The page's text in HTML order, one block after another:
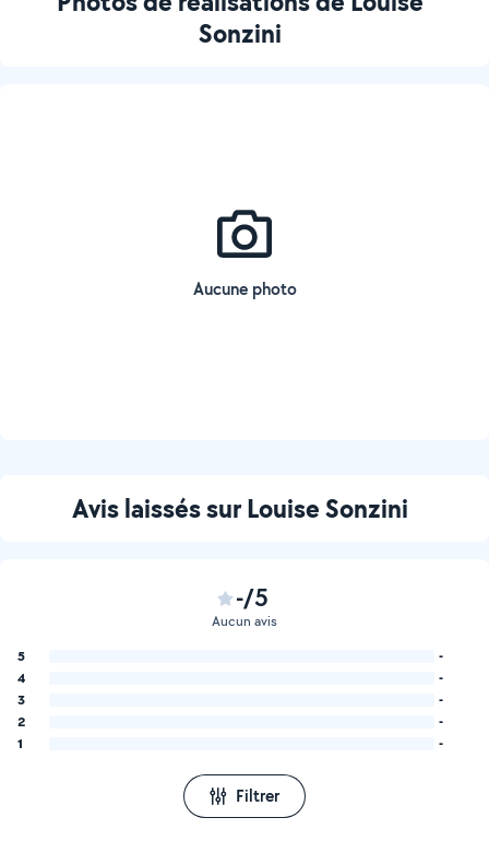
Sonzini
Aucune photo
Avis laissés sur Louise Sonzini
-/5
Aucun avis
5
-
4
-
3
-
2
-
1
-
Filtrer